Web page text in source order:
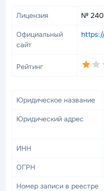
Лицензия №
Официальный
сайт
Рейтинг
Юридическое название
Юридический адрес
ИНН
ОГРН
Номер записи в реестре